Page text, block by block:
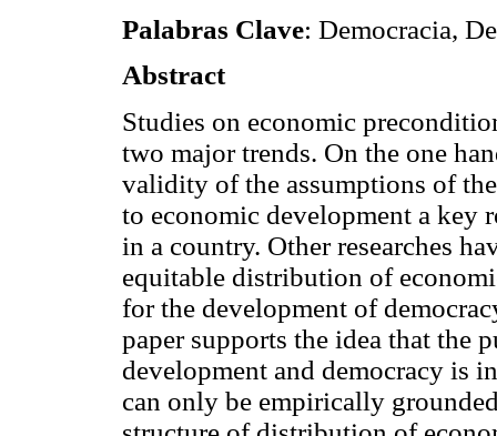
Palabras Clave: Democracia,
Abstract
Studies on economic
two major trends. On the one
validity of the assumptions of
to economic development a
in a country. Other researches
equitable distribution of
for the development of
paper supports the idea that the
development and democracy is
can only be empirically